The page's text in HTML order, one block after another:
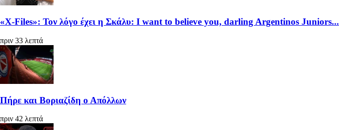
«X-Files»: Τον λόγο έχει η Σκάλυ: I want to believe you, darling Argentinos Juniors...
πριν 33 λεπτά
Πήρε και Βοριαζίδη ο Απόλλων
πριν 42 λεπτά